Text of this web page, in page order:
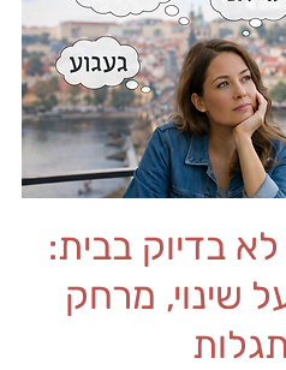
בדיוק בבית:
שינוי, מרחק